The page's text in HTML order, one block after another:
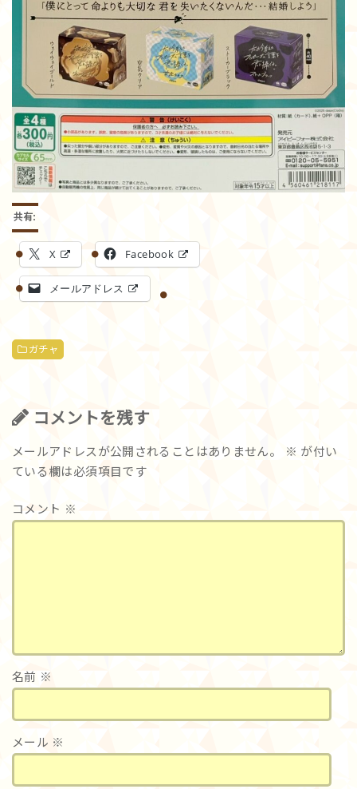
共有:
X Facebook
メールアドレス
ガチャ
コメントを残す
メールアドレスが公開されることはありません。 ※ が付い
ている欄は必須項目です
コメント ※
名前 ※
メール ※